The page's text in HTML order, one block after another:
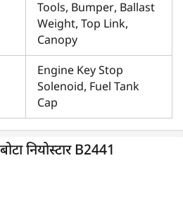
Tools, Bumper, Ballast
Weight, Top Link,
Canopy
Engine Key Stop
Solenoid, Fuel Tank
Cap
नियोस्टार B2441